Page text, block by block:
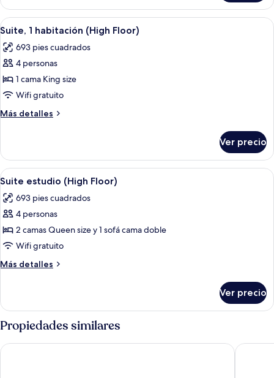
1
habitación
Abrir
todas
las
fotos
de
Suite,
1
habitación
Floor)
Una cocina de hotel compacta con
5
Suite, 1 habitación (High Floor)
693 pies cuadrados
4 personas
1 cama King size
Wifi gratuito
Más detalles
Más
1
habitación
(High
Ver precio
Abrir
todas
las
fotos
de
Suite
estudio
(High
Una cocina de hotel compacta con
7
Suite estudio (High Floor)
693 pies cuadrados
4 personas
2 camas Queen size y 1 sofá cama doble
Wifi gratuito
Más detalles
Más
estudio
(High
Floor)
Ver precio
Propiedades similares
Hyatt Place North Scottsdale Home2